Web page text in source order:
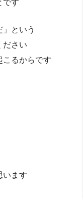
です
という
ださい
こるからです
います